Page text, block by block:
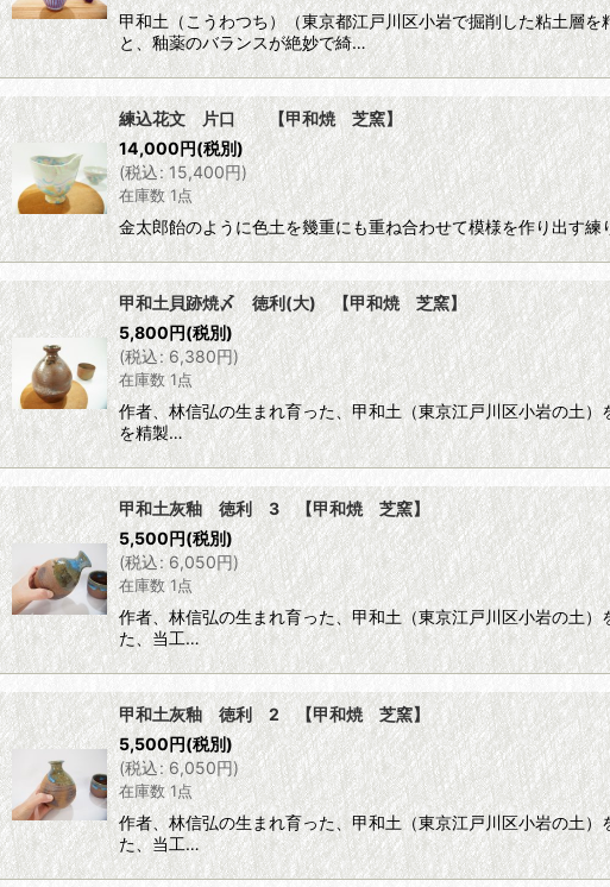
甲和土（こうわつち）（東京都江戸川区小岩で掘削した粘土層
と、釉薬のバランスが絶妙で綺…
練込花文 片口 【甲和焼 芝窯】
14,000円(税別)
(税込: 15,400円)
在庫数 1点
金太郎飴のように色土を幾重にも重ね合わせて模様を作り出す
甲和土貝跡焼〆 徳利(大) 【甲和焼 芝窯】
5,800円(税別)
(税込: 6,380円)
在庫数 1点
作者、林信弘の生まれ育った、甲和土（東京江戸川区小岩の土
を精製…
甲和土灰釉 徳利 3 【甲和焼 芝窯】
5,500円(税別)
(税込: 6,050円)
在庫数 1点
作者、林信弘の生まれ育った、甲和土（東京江戸川区小岩の土
た、当工…
甲和土灰釉 徳利 2 【甲和焼 芝窯】
5,500円(税別)
(税込: 6,050円)
在庫数 1点
作者、林信弘の生まれ育った、甲和土（東京江戸川区小岩の土
た、当工…